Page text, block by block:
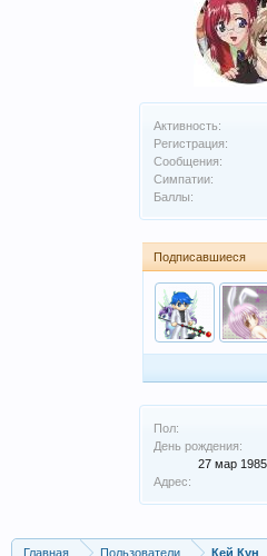
Активность:
Регистрация:
Сообщения:
Симпатии:
Баллы:
Подписавшиеся
Пол:
День рождения:
27 мар 1985
Адрес:
Главная Пользователи Кей Кун